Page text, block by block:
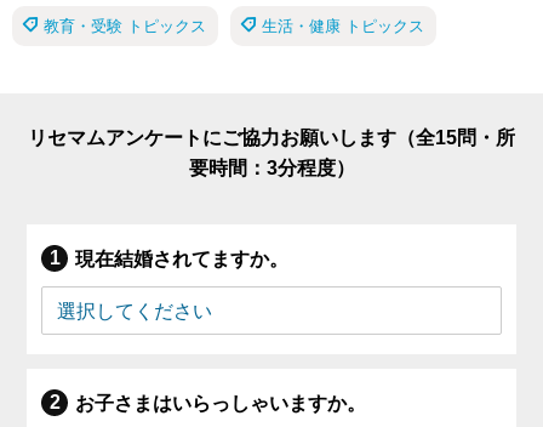
教育・受験 トピックス 生活・健康 トピックス
リセマムアンケートにご協力お願いします（全15問・所
要時間：3分程度）
現在結婚されてますか。
お子さまはいらっしゃいますか。